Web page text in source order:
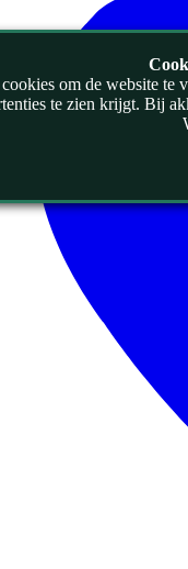
om de website te
te zien krijgt. Bij